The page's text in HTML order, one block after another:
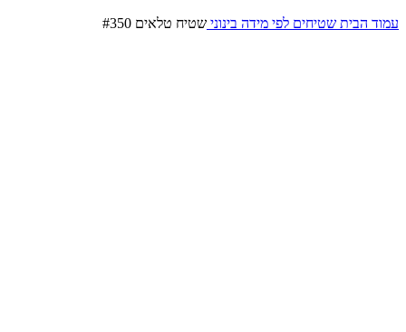
עמוד הבית שטיחים לפי מידה בינוני שטיח טלאים #350